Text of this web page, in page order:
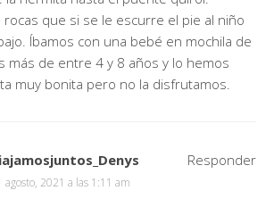
que si se le escurre el pie al niño
Íbamos con una bebé en mochila de
más de entre 4 y 8 años y lo hemos
muy bonita pero no la disfrutamos.
agosto, 2021 a las 1:11 am
Responder